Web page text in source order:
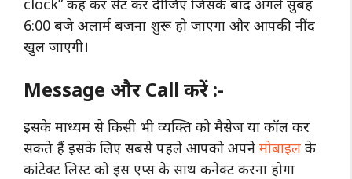
6:00 बजे अलार्म बजना शुरू हो जाएगा और आपकी नींद
खुल जाएगी।
Message और Call करें :-
इसके माध्यम से किसी भी व्यक्ति को मैसेज या कॉल कर
सकते हैं इसके लिए सबसे पहले आपको अपने मोबाइल के
कांटेक्ट लिस्ट को इस एप्स के साथ कनेक्ट करना होगा